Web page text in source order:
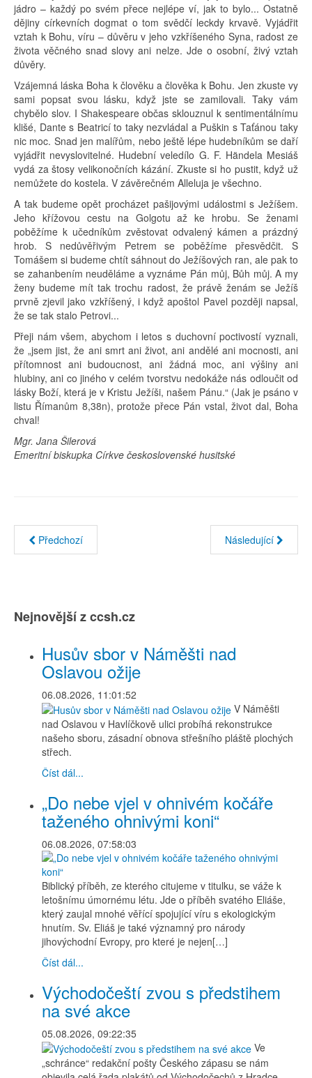
jádro – každý po svém přece nejlépe ví, jak to bylo... Ostatně
dějiny církevních dogmat o tom svědčí leckdy krvavě. Vyjádřit
vztah k Bohu, víru – důvěru v jeho vzkříšeného Syna, radost ze
života věčného snad slovy ani nelze. Jde o osobní, živý vztah
důvěry.
Vzájemná láska Boha k člověku a člověka k Bohu. Jen zkuste vy
sami popsat svou lásku, když jste se zamilovali. Taky vám
chybělo slov. I Shakespeare občas sklouznul k sentimentálnímu
klišé, Dante s Beatricí to taky nezvládal a Puškin s Taťánou taky
nic moc. Snad jen malířům, nebo ještě lépe hudebníkům se daří
vyjádřit nevyslovitelné. Hudební veledílo G. F. Händela Mesiáš
vydá za štosy velikonočních kázání. Zkuste si ho pustit, když už
nemůžete do kostela. V závěrečném Alleluja je všechno.
A tak budeme opět procházet pašijovými událostmi s Ježíšem.
Jeho křížovou cestu na Golgotu až ke hrobu. Se ženami
poběžíme k učedníkům zvěstovat odvalený kámen a prázdný
hrob. S nedůvěřivým Petrem se poběžíme přesvědčit. S
Tomášem si budeme chtít sáhnout do Ježíšových ran, ale pak to
se zahanbením neuděláme a vyznáme Pán můj, Bůh můj. A my
ženy budeme mít tak trochu radost, že právě ženám se Ježíš
prvně zjevil jako vzkříšený, i když apoštol Pavel později napsal,
že se tak stalo Petrovi...
Přeji nám všem, abychom i letos s duchovní poctivostí vyznali,
že „jsem jist, že ani smrt ani život, ani andělé ani mocnosti, ani
přítomnost ani budoucnost, ani žádná moc, ani výšiny ani
hlubiny, ani co jiného v celém tvorstvu nedokáže nás odloučit od
lásky Boží, která je v Kristu Ježíši, našem Pánu.“ (Jak je psáno v
listu Římanům 8,38n), protože přece Pán vstal, život dal, Boha
chval!
Mgr. Jana Šilerová
Emeritní biskupka Církve československé husitské
Předchozí Následující
Nejnovější z ccsh.cz
Husův sbor v Náměšti nad
Oslavou ožije
06.08.2026, 11:01:52
V Náměšti
nad Oslavou v Havlíčkově ulici probíhá rekonstrukce
našeho sboru, zásadní obnova střešního pláště plochých
střech.
Číst dál...
„Do nebe vjel v ohnivém kočáře
taženého ohnivými koni“
06.08.2026, 07:58:03
Biblický příběh, ze kterého citujeme v titulku, se váže k
letošnímu úmornému létu. Jde o příběh svatého Eliáše,
který zaujal mnohé věřící spojující víru s ekologickým
hnutím. Sv. Eliáš je také významný pro národy
jihovýchodní Evropy, pro které je nejen[…]
Číst dál...
Východočeští zvou s předstihem
na své akce
05.08.2026, 09:22:35
Ve
„schránce“ redakční pošty Českého zápasu se nám